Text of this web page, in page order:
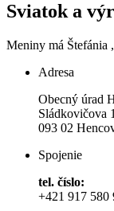
Sviatok a
Meniny má Štefánia
Adresa
Obecný úrad
Sládkovičova
093 02
Spojenie
tel. číslo:
+421 917 580